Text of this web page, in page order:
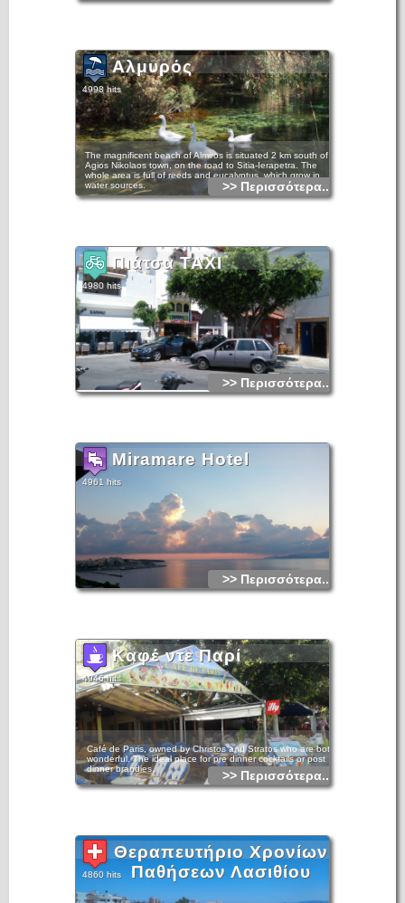
Αλμυρός
4998 hits
The magnificent beach of Almiros is situated 2 km south of
Agios Nikolaos town, on the road to Sitia-Ierapetra. The
whole area is full of reeds and eucalyptus, which grow in
water sources.
>> Περισσότερα...
Πιάτσα TAXI
4980 hits
>> Περισσότερα...
Miramare Hotel
4961 hits
>> Περισσότερα...
Καφέ ντε Παρί
4946 hits
Café de Paris, owned by Christos and Stratos who are both
wonderful. The ideal place for pre dinner cocktails or post
dinner brandies.
>> Περισσότερα...
Θεραπευτήριο Χρονίων
Παθήσεων Λασιθίου
4860 hits